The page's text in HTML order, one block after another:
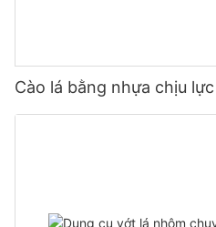
Cào lá bằng nhựa chịu